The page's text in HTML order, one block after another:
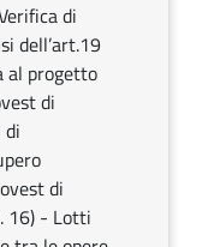
di
dell’art.19
al progetto
di
di
16) - Lotti